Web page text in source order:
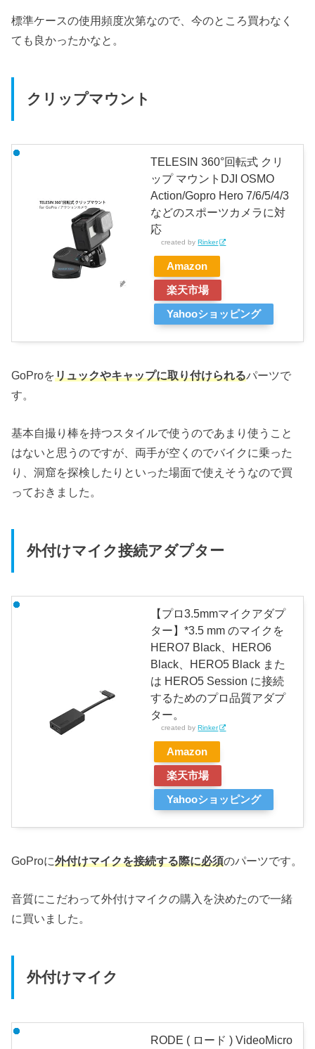
標準ケースの使用頻度次第なので、今のところ買わなく
ても良かったかなと。
クリップマウント
TELESIN 360°回転式 クリ
ップ マウントDJI OSMO
Action/Gopro Hero 7/6/5/4/3
などのスポーツカメラに対
応
created byRinker
Amazon
楽天市場
Yahooショッピング
GoProをリュックやキャップに取り付けられるパーツで
す。
基本自撮り棒を持つスタイルで使うのであまり使うこと
はないと思うのですが、両手が空くのでバイクに乗った
り、洞窟を探検したりといった場面で使えそうなので買
っておきました。
外付けマイク接続アダプター
【プロ3.5mmマイクアダプ
ター】*3.5 mm のマイクを
HERO7 Black、HERO6
Black、HERO5 Black また
は HERO5 Session に接続
するためのプロ品質アダプ
ター。
created byRinker
Amazon
楽天市場
Yahooショッピング
GoProに外付けマイクを接続する際に必須のパーツです。
音質にこだわって外付けマイクの購入を決めたので一緒
に買いました。
外付けマイク
RODE ( ロード ) VideoMicro